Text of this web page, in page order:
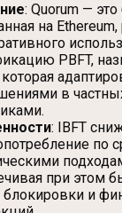
: Quorum —
на
PBFT,
которая
в
: IBFT
по
при этом
и